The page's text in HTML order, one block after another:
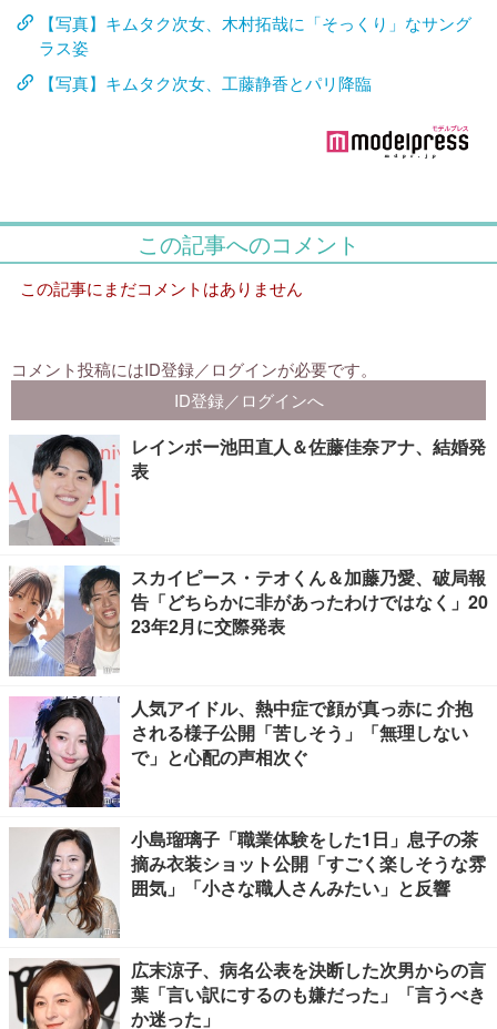
【写真】キムタク次女、木村拓哉に「そっくり」なサング
ラス姿
【写真】キムタク次女、工藤静香とパリ降臨
レインボー池田直人＆佐藤佳奈アナ、結婚発
表
スカイピース・テオくん＆加藤乃愛、破局報
告「どちらかに非があったわけではなく」20
23年2月に交際発表
人気アイドル、熱中症で顔が真っ赤に 介抱
される様子公開「苦しそう」「無理しない
で」と心配の声相次ぐ
小島瑠璃子「職業体験をした1日」息子の茶
摘み衣装ショット公開「すごく楽しそうな雰
囲気」「小さな職人さんみたい」と反響
広末涼子、病名公表を決断した次男からの言
葉「言い訳にするのも嫌だった」「言うべき
か迷った」